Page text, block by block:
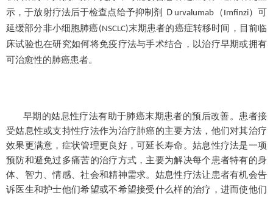
示，于放射疗法后于检查点给予抑制剂 Ｄ urvalumab （ Imfinzi）可
延缓部分非小细胞肺癌(NSCLC)末期患者的癌症转移时间，目前临
床试验也在研究如何将免疫疗法与手术结合，以治疗早期或拥有
可治愈性的肺癌患者。
早期的姑息性疗法有助于肺癌末期患者的预后改善。患者接
受姑息性或支持性疗法作为治疗肺癌的主要方法，他们对其治疗
效果更满意，症状管理更良好，可延长寿命。姑息性疗法是一项
预防和避免过多痛苦的治疗方式，主要为解决每个患者特有的身
体、智力、情感、社会和精神需求。姑息性疗法让患者有机会告
诉医生和护士他们希望或不希望接受什么样的治疗，进而使他们